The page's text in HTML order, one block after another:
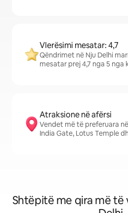
Vlerësimi mesatar: 4,7
Qëndrimet në Nju Delhi
mesatar prej 4,7 nga 5 nga
Atraksione në afërsi
Vendet më të preferuara
India Gate, Lotus Temple
Shtëpitë me qira më të